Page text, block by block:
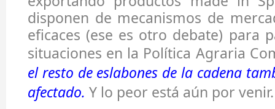
disponen de mecanismos de
eficaces (ese es otro debate) para
situaciones en la Política Agraria
el resto de eslabones de la cadena
afectado. Y lo peor está aún por